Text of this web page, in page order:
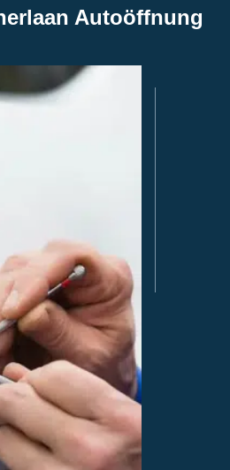
Autoöffnung